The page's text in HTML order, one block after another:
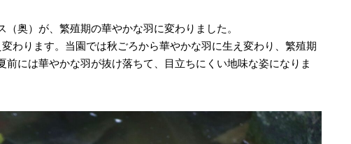
（奥）が、繁殖期の華やかな羽に変わりました。
わります。当園では秋ごろから華やかな羽に生え変わり、繁殖期
前には華やかな羽が抜け落ちて、目立ちにくい地味な姿になりま